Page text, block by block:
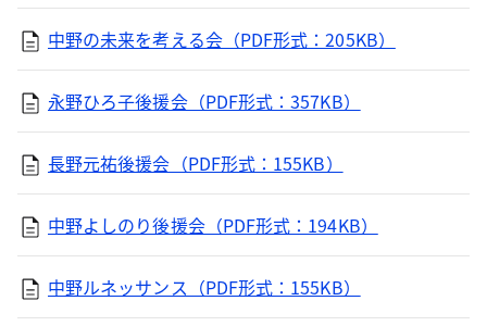
中野の未来を考える会（PDF形式：205KB）
永野ひろ子後援会（PDF形式：357KB）
長野元祐後援会（PDF形式：155KB）
中野よしのり後援会（PDF形式：194KB）
中野ルネッサンス（PDF形式：155KB）